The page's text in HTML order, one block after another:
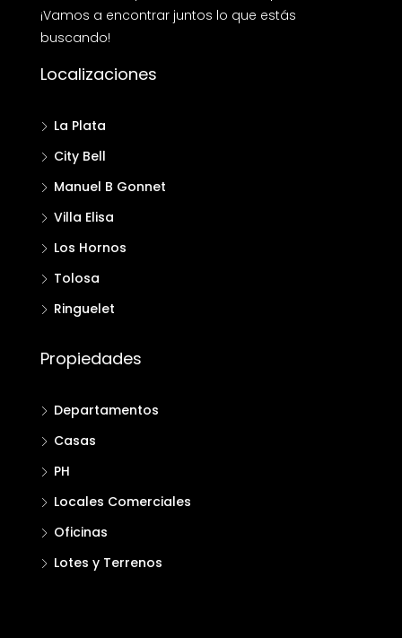
¡Vamos a encontrar juntos lo que estás
buscando!
Localizaciones
La Plata
City Bell
Manuel B Gonnet
Villa Elisa
Los Hornos
Tolosa
Ringuelet
Propiedades
Departamentos
Casas
PH
Locales Comerciales
Oficinas
Lotes y Terrenos